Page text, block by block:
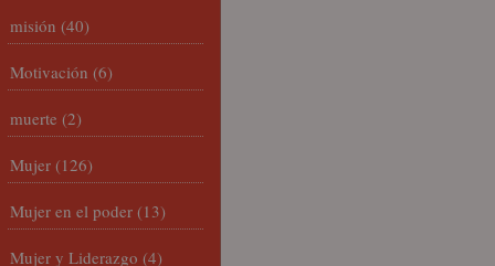
misión (40)
Motivación (6)
muerte (2)
Mujer (126)
Mujer en el poder (13)
Mujer y Liderazgo (4)